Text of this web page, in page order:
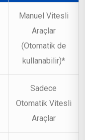
Manuel Vitesli
Araçlar
(Otomatik de
kullanabilir)*
Sadece
Otomatik Vitesli
Araçlar